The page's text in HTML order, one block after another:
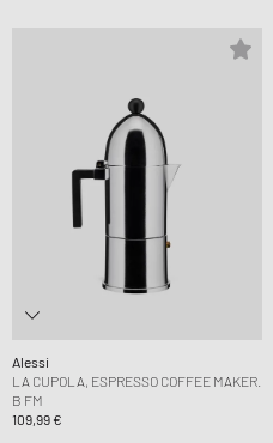
Alessi
LA CUPOLA, ESPRESSO COFFEE MAKER.
B FM
109,99 €